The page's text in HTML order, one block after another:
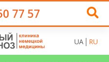
77 57
UA RU